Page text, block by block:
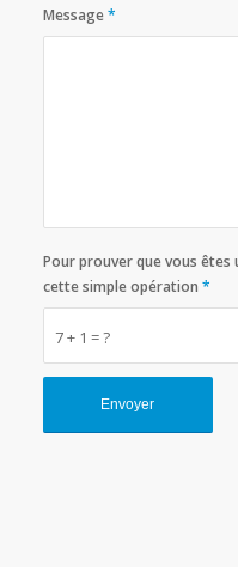
Message*
7 + 1 = ?
Pour prouver que vous
cette simple opération *